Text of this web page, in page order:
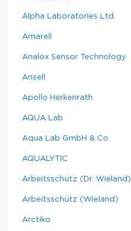
Alpha Laboratories Ltd.
Amarell
Analox Sensor Technology
Ansell
Apollo Herkenrath
AQUA Lab
Aqua Lab GmbH & Co.
AQUALYTIC
Arbeitsschutz (Dr. Wieland)
Arbeitsschutz (Wieland)
Arctiko